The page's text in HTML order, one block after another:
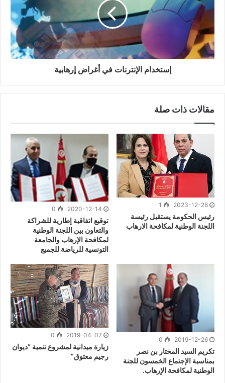
إستخدام الإنترنات في أغراض إرهابية
مقالات ذات صلة
2023-12-26
1
رئيس الحكومة يستقبل رئيسة
اللجنة الوطنية لمكافحة الارهاب
2020-12-14
0
توقيع اتفاقية إطارية للشراكة
والتعاون بين اللجنة الوطنية
لمكافحة الإرهاب والجامعة
التونسية للرياضة للجميع
2019-12-26
0
تكريم السيد المختار بن نصر
بمناسبة الإجتماع الخمسون للجنة
الوطنية لمكافحة الإرهاب.
2019-04-07
0
زيارة ميدانية لمشروع تنمية “ديوان
رجيم معتوق”